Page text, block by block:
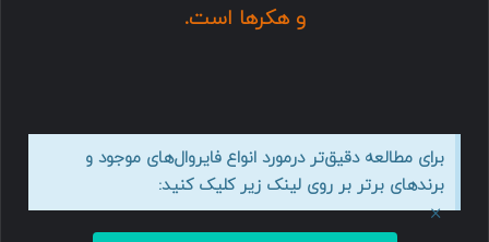
و هکرها است.
برای مطالعه دقیق‌تر درمورد انواع فایروال‌های موجود و
برندهای برتر بر روی لینک زیر کلیک کنید:
×